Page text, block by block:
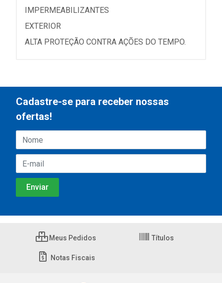
IMPERMEABILIZANTES
EXTERIOR
ALTA PROTEÇÃO CONTRA AÇÕES DO TEMPO.
Cadastre-se para receber nossas
ofertas!
Meus Pedidos Títulos
Notas Fiscais